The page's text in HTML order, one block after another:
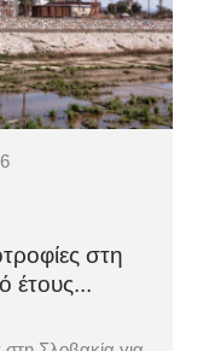
στη
έτους...